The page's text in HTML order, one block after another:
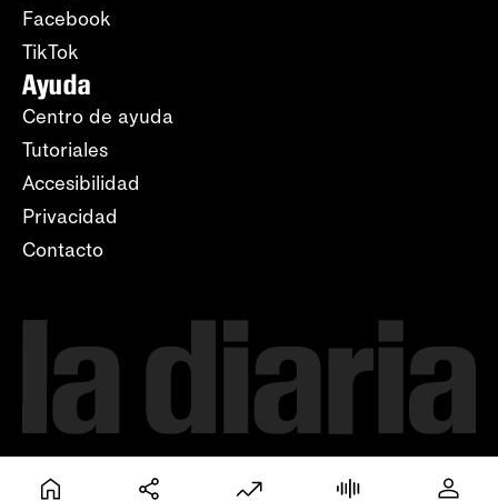
Facebook
TikTok
Ayuda
Centro de ayuda
Tutoriales
Accesibilidad
Privacidad
Contacto